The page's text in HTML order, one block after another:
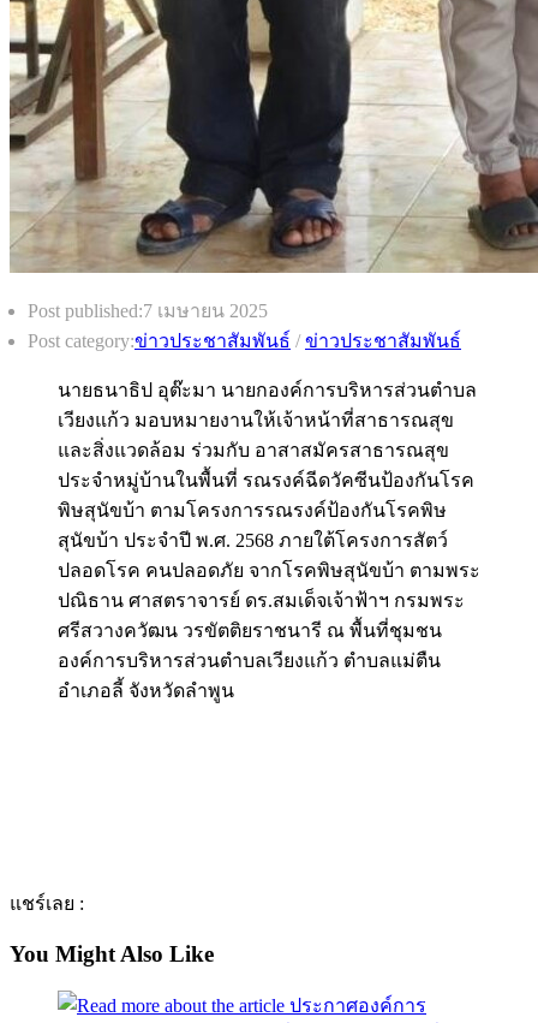
Post published:7 เมษายน 2025
Post category:ข่าวประชาสัมพันธ์ / ข่าวประชาสัมพันธ์
นายธนาธิป อุต๊ะมา นายกองค์การบริหารส่วนตำบล
เวียงแก้ว มอบหมายงานให้เจ้าหน้าที่สาธารณสุข
และสิ่งแวดล้อม ร่วมกับ อาสาสมัครสาธารณสุข
ประจำหมู่บ้านในพื้นที่ รณรงค์ฉีดวัคซีนป้องกันโรค
พิษสุนัขบ้า ตามโครงการรณรงค์ป้องกันโรคพิษ
สุนัขบ้า ประจำปี พ.ศ. 2568 ภายใต้โครงการสัตว์
ปลอดโรค คนปลอดภัย จากโรคพิษสุนัขบ้า ตามพระ
ปณิธาน ศาสตราจารย์ ดร.สมเด็จเจ้าฟ้าฯ กรมพระ
ศรีสวางควัฒน วรขัตติยราชนารี ณ พื้นที่ชุมชน
องค์การบริหารส่วนตำบลเวียงแก้ว ตำบลแม่ตืน
อำเภอลี้ จังหวัดลำพูน
แชร์เลย :
You Might Also Like